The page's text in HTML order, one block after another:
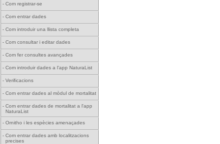
- Com registrar-se
- Com entrar dades
- Com introduir una llista completa
- Com consultar i editar dades
- Com fer consultes avançades
- Com introduir dades a l'app NaturaList
- Verificacions
- Com entrar dades al mòdul de mortalitat
- Com entrar dades de mortalitat a l'app
NaturaList
- Ornitho i les espècies amenaçades
- Com entrar dades amb localitzacions
precises